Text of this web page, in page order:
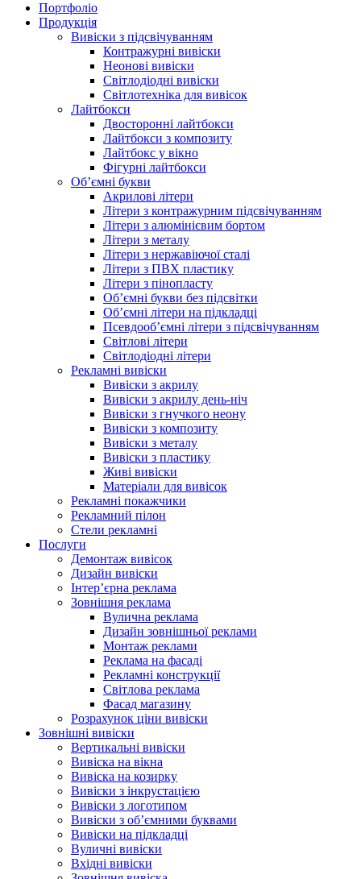
Портфоліо
Продукція
Вивіски з підсвічуванням
Контражурні вивіски
Неонові вивіски
Світлодіодні вивіски
Світлотехніка для вивісок
Лайтбокси
Двосторонні лайтбокси
Лайтбокси з композиту
Лайтбокс у вікно
Фігурні лайтбокси
Об’ємні букви
Акрилові літери
Літери з контражурним підсвічуванням
Літери з алюмінієвим бортом
Літери з металу
Літери з нержавіючої сталі
Літери з ПВХ пластику
Літери з пінопласту
Об’ємні букви без підсвітки
Об’ємні літери на підкладці
Псевдооб’ємні літери з підсвічуванням
Світлові літери
Світлодіодні літери
Рекламні вивіски
Вивіски з акрилу
Вивіски з акрилу день-ніч
Вивіски з гнучкого неону
Вивіски з композиту
Вивіски з металу
Вивіски з пластику
Живі вивіски
Матеріали для вивісок
Рекламні покажчики
Рекламний пілон
Стели рекламні
Послуги
Демонтаж вивісок
Дизайн вивіски
Інтер’єрна реклама
Зовнішня реклама
Вулична реклама
Дизайн зовнішньої реклами
Монтаж реклами
Реклама на фасаді
Рекламні конструкції
Світлова реклама
Фасад магазину
Розрахунок ціни вивіски
Зовнішні вивіски
Вертикальні вивіски
Вивіска на вікна
Вивіска на козирку
Вивіски з інкрустацією
Вивіски з логотипом
Вивіски з об’ємними буквами
Вивіски на підкладці
Вуличні вивіски
Вхідні вивіски